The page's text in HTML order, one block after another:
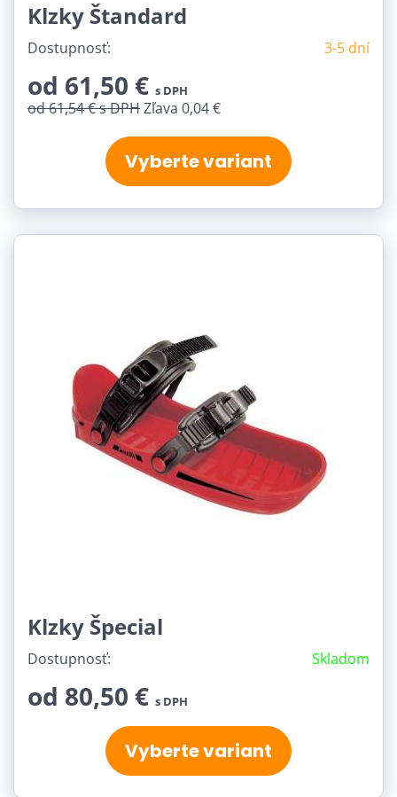
Klzky Štandard
Dostupnosť: 3-5 dní
od 61,50 € s DPH
od 61,54 €s DPHZľava 0,04 €
Vyberte variant
Klzky Špecial
Dostupnosť: Skladom
od 80,50 € s DPH
Vyberte variant